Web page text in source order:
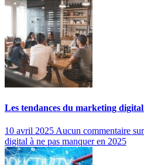
Les tendances du marketing
10 avril 2025 Aucun commentaire
digital à ne pas manquer en 2025